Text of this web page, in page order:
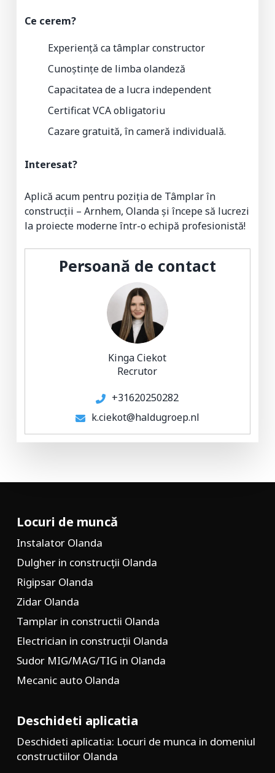
Ce cerem?
Experiență ca tâmplar constructor
Cunoștințe de limba olandeză
Capacitatea de a lucra independent
Certificat VCA obligatoriu
Cazare gratuită, în cameră individuală.
Interesat?
Aplică acum pentru poziția de Tâmplar în
construcții – Arnhem, Olanda și începe să lucrezi
la proiecte moderne într-o echipă profesionistă!
Persoană de contact
Kinga Ciekot
Recrutor
+31620250282
k.ciekot@haldugroep.nl
Locuri de muncă
Instalator Olanda
Dulgher in construcții Olanda
Rigipsar Olanda
Zidar Olanda
Tamplar in constructii Olanda
Electrician in construcții Olanda
Sudor MIG/MAG/TIG in Olanda
Mecanic auto Olanda
Deschideti aplicatia
Deschideti aplicatia: Locuri de munca in domeniul
constructiilor Olanda